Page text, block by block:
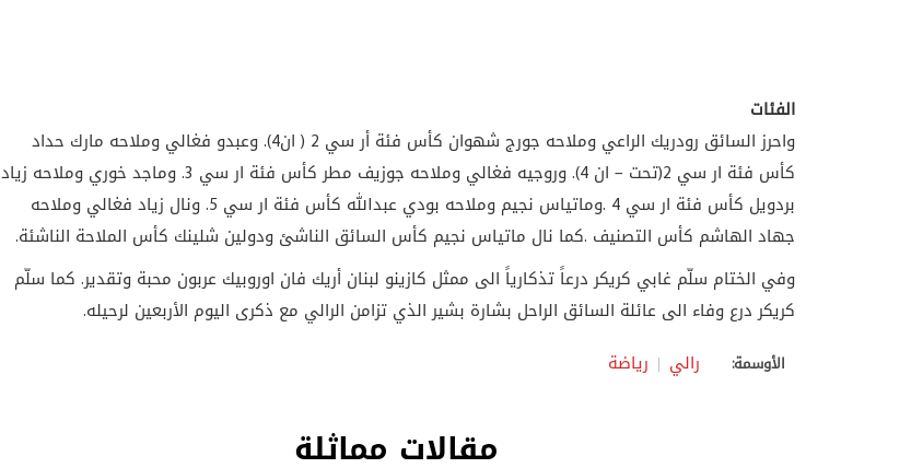
الفئات
واحرز السائق رودريك الراعي وملاحه جورج شهوان كأس فئة أر سي 2 ( ان4). وعبدو فغالي وملاحه مارك حداد
كأس فئة ار سي 2(تحت – ان 4). وروجيه فغالي وملاحه جوزيف مطر كأس فئة ار سي 3. وماجد خوري وملاحه زياد
بردويل كأس فئة ار سي 4 .وماتياس نجيم وملاحه بودي عبدالله كأس فئة ار سي 5. ونال زياد فغالي وملاحه
جهاد الهاشم كأس التصنيف .كما نال ماتياس نجيم كأس السائق الناشئ ودولين شلينك كأس الملاحة الناشئة.
وفي الختام سلّم غابي كريكر درعاً تذكارياً الى ممثل كازينو لبنان أريك فان اوروبيك عربون محبة وتقدير. كما سلّم
كريكر درع وفاء الى عائلة السائق الراحل بشارة بشير الذي تزامن الرالي مع ذكرى اليوم الأربعين لرحيله.
الأوسمة: رالي رياضة
مقالات مماثلة